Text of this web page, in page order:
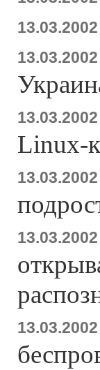
Linux-